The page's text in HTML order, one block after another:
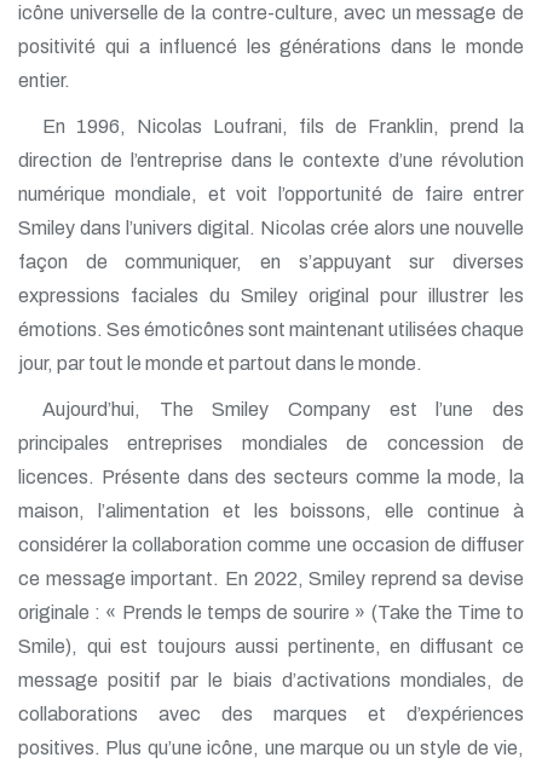
icône universelle de la contre-culture, avec un message de
positivité qui a influencé les générations dans le monde
entier.
En 1996, Nicolas Loufrani, fils de Franklin, prend la
direction de l’entreprise dans le contexte d’une révolution
numérique mondiale, et voit l’opportunité de faire entrer
Smiley dans l’univers digital. Nicolas crée alors une nouvelle
façon de communiquer, en s’appuyant sur diverses
expressions faciales du Smiley original pour illustrer les
émotions. Ses émoticônes sont maintenant utilisées chaque
jour, par tout le monde et partout dans le monde.
Aujourd’hui, The Smiley Company est l’une des
principales entreprises mondiales de concession de
licences. Présente dans des secteurs comme la mode, la
maison, l’alimentation et les boissons, elle continue à
considérer la collaboration comme une occasion de diffuser
ce message important. En 2022, Smiley reprend sa devise
originale : « Prends le temps de sourire » (Take the Time to
Smile), qui est toujours aussi pertinente, en diffusant ce
message positif par le biais d’activations mondiales, de
collaborations avec des marques et d’expériences
positives. Plus qu’une icône, une marque ou un style de vie,